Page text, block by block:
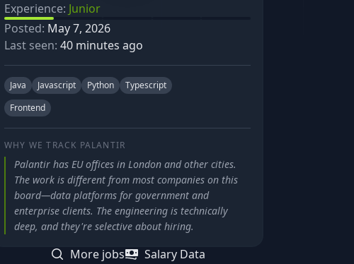
Experience: Junior
Posted: May 7, 2026
Last seen: 40 minutes ago
Java Javascript Python
Typescript
Frontend
WHY WE TRACK PALANTIR
Palantir has EU offices in London and other cities.
The work is different from most companies on this
board—data platforms for government and
enterprise clients. The engineering is technically
deep, and they're selective about hiring.
More jobs
Salary Data